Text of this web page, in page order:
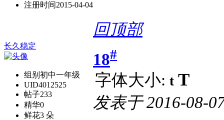
注册时间2015-04-04
回顶部
长久稳定
组别 初中一年级
UID4012525
帖子233
精华0
鲜花3 朵
18#
字体大小: t T
发表于2016-08-